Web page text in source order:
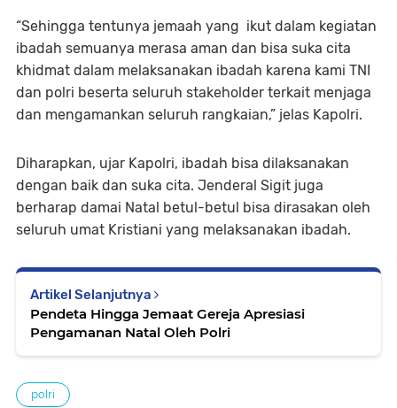
“Sehingga tentunya jemaah yang ikut dalam kegiatan
ibadah semuanya merasa aman dan bisa suka cita
khidmat dalam melaksanakan ibadah karena kami TNI
dan polri beserta seluruh stakeholder terkait menjaga
dan mengamankan seluruh rangkaian,” jelas Kapolri.
Diharapkan, ujar Kapolri, ibadah bisa dilaksanakan
dengan baik dan suka cita. Jenderal Sigit juga
berharap damai Natal betul-betul bisa dirasakan oleh
seluruh umat Kristiani yang melaksanakan ibadah.
Artikel Selanjutnya
Pendeta Hingga Jemaat Gereja Apresiasi
Pengamanan Natal Oleh Polri
polri